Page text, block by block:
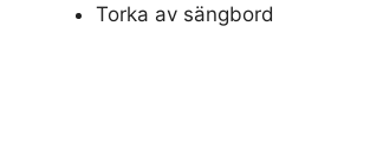
Torka av sängbord